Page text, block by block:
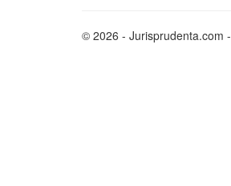
© 2026 - Jurisprudenta.com -